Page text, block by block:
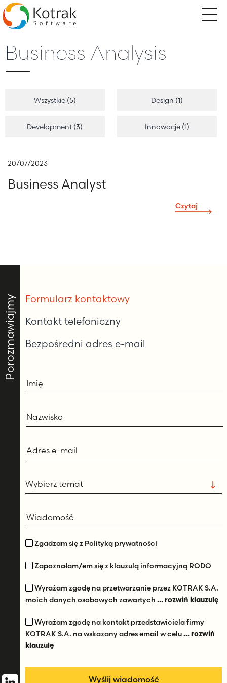
Przejdź
do
treści
Business Analysis
Wszystkie (5) Design (1)
Development (3) Innowacje (1)
20/07/2023
Business Analyst
Porozmawiajmy
Formularz kontaktowy
Kontakt telefoniczny
Bezpośredni adres e-mail
Zgadzam się z Polityką prywatności
Zapoznałam/em się z klauzulą informacyjną RODO
Wyrażam zgodę na przetwarzanie przez KOTRAK S.A.
moich danych osobowych zawartych ... rozwiń klauzulę
Wyrażam zgodę na kontakt przedstawiciela firmy
KOTRAK S.A. na wskazany adres email w celu... rozwiń
klauzulę